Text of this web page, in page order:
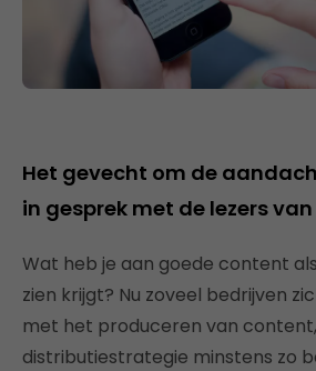
Het gevecht om de
in gesprek met de lezers van
Wat heb je aan goede content
zien krijgt? Nu zoveel bedrijven
met het produceren van
distributiestrategie minstens zo